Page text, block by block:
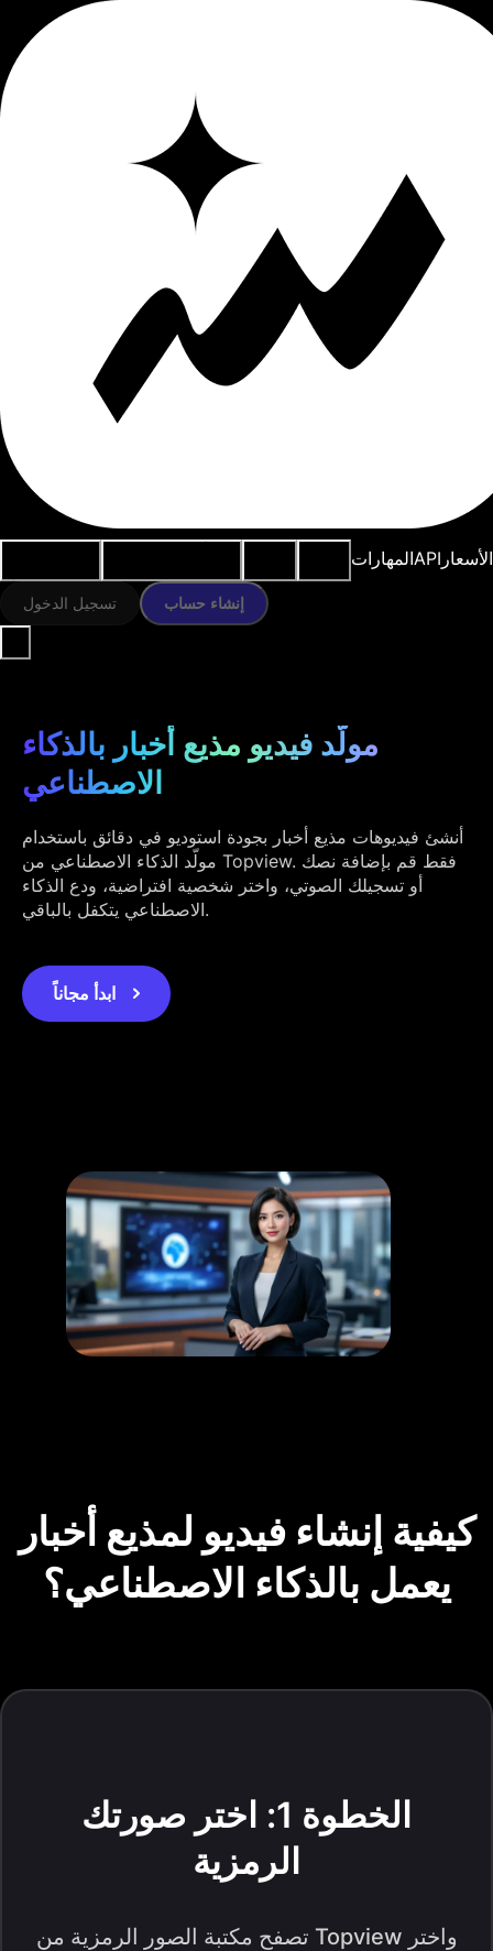
المهاراتAPI الأسعار
تسجيل الدخول إنشاء حساب
مولّد فيديو مذيع أخبار بالذكاء
الاصطناعي
أنشئ فيديوهات مذيع أخبار بجودة استوديو في دقائق باستخدام
مولّد الذكاء الاصطناعي من Topview. فقط قم بإضافة نصك
أو تسجيلك الصوتي، واختر شخصية افتراضية، ودع الذكاء
الاصطناعي يتكفل بالباقي.
ابدأ مجاناً
كيفية إنشاء فيديو لمذيع أخبار
يعمل بالذكاء الاصطناعي؟
الخطوة 1: اختر صورتك
الرمزية
تصفح مكتبة الصور الرمزية من Topview واختر